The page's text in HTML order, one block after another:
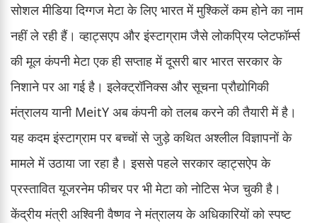
सोशल मीडिया दिग्गज मेटा के लिए भारत में मुश्किलें कम होने का नाम
नहीं ले रही हैं। व्हाट्सएप और इंस्टाग्राम जैसे लोकप्रिय प्लेटफॉर्म्स
की मूल कंपनी मेटा एक ही सप्ताह में दूसरी बार भारत सरकार के
निशाने पर आ गई है। इलेक्ट्रॉनिक्स और सूचना प्रौद्योगिकी
मंत्रालय यानी MeitY अब कंपनी को तलब करने की तैयारी में है।
यह कदम इंस्टाग्राम पर बच्चों से जुड़े कथित अश्लील विज्ञापनों के
मामले में उठाया जा रहा है। इससे पहले सरकार व्हाट्सऐप के
प्रस्तावित यूजरनेम फीचर पर भी मेटा को नोटिस भेज चुकी है।
केंद्रीय मंत्री अश्विनी वैष्णव ने मंत्रालय के अधिकारियों को स्पष्ट